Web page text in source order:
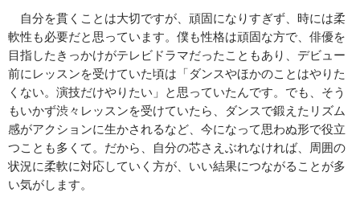
自分を貫くことは大切ですが、頑固になりすぎず、時には柔
軟性も必要だと思っています。僕も性格は頑固な方で、俳優を
目指したきっかけがテレビドラマだったこともあり、デビュー
前にレッスンを受けていた頃は「ダンスやほかのことはやりた
くない。演技だけやりたい」と思っていたんです。でも、そう
もいかず渋々レッスンを受けていたら、ダンスで鍛えたリズム
感がアクションに生かされるなど、今になって思わぬ形で役立
つことも多くて。だから、自分の芯さえぶれなければ、周囲の
状況に柔軟に対応していく方が、いい結果につながることが多
い気がします。